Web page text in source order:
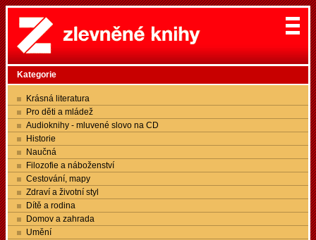
Kategorie
Krásná literatura
Pro děti a mládež
Audioknihy - mluvené slovo na CD
Historie
Naučná
Filozofie a náboženství
Cestování, mapy
Zdraví a životní styl
Dítě a rodina
Domov a zahrada
Umění